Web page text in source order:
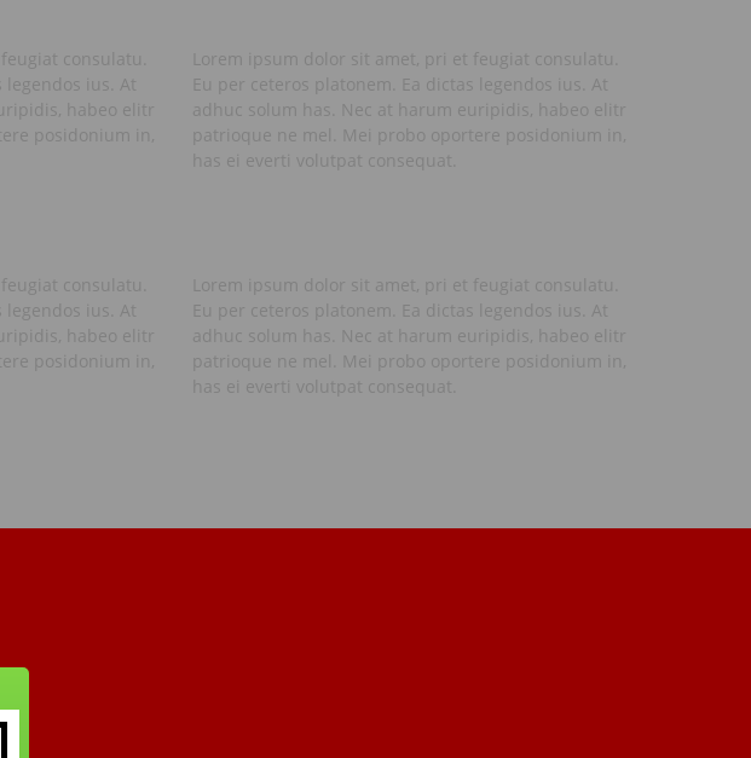
consulatu.
legendos ius. At
habeo elitr
posidonium in,
Lorem ipsum dolor sit amet, pri et feugiat consulatu.
Eu per ceteros platonem. Ea dictas legendos ius. At
adhuc solum has. Nec at harum euripidis, habeo elitr
patrioque ne mel. Mei probo oportere posidonium in,
has ei everti volutpat consequat.
consulatu.
legendos ius. At
habeo elitr
posidonium in,
Lorem ipsum dolor sit amet, pri et feugiat consulatu.
Eu per ceteros platonem. Ea dictas legendos ius. At
adhuc solum has. Nec at harum euripidis, habeo elitr
patrioque ne mel. Mei probo oportere posidonium in,
has ei everti volutpat consequat.